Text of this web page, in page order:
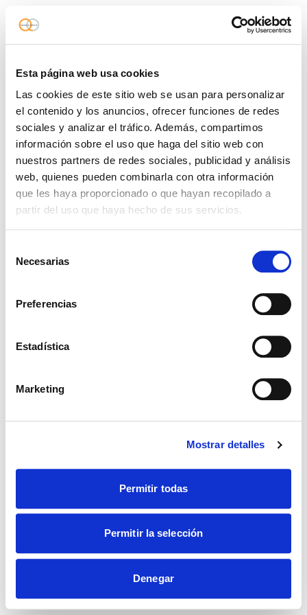
Esta página web usa cookies
Las cookies de este sitio web se usan para personalizar
el contenido y los anuncios, ofrecer funciones de redes
sociales y analizar el tráfico. Además, compartimos
información sobre el uso que haga del sitio web con
nuestros partners de redes sociales, publicidad y análisis
web, quienes pueden combinarla con otra información
que les haya proporcionado o que hayan recopilado a
partir del uso que haya hecho de sus servicios.
Necesarias
Preferencias
Estadística
Marketing
Mostrar detalles
Permitir todas
Permitir la selección
Denegar